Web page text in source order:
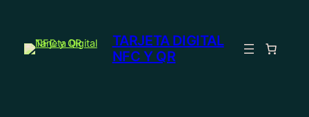
contenido
TARJETA DIGITAL
NFC Y QR